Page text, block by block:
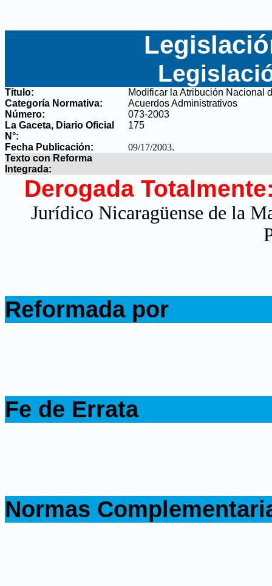
Título:
Modificar la Atribución Nacional
Categoría Normativa:
Acuerdos Administrativos
Número:
073-2003
La Gaceta, Diario Oficial
N°:
175
Fecha Publicación: 09/17/2003.
Texto con Reforma
Integrada:
Derogada
Jurídico Nicaragüense de la
Reformada por
Fe de Errata
Normas